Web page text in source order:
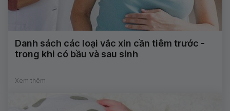
Danh sách các loại vắc xin cần tiêm trước -
trong khi có bầu và sau sinh
Xem thêm